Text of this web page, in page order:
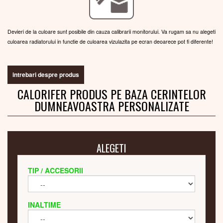
Devieri de la culoare sunt posibile din cauza calibrarii monitorului. Va rugam sa nu alegeti
culoarea radiatorului in functie de culoarea vizulazita pe ecran deoarece pot fi diferente!
intrebari despre produs
CALORIFER PRODUS PE BAZA CERINTELOR
DUMNEAVOASTRA PERSONALIZATE
ALEGETI
TIP / ACCESORII
INALTIME